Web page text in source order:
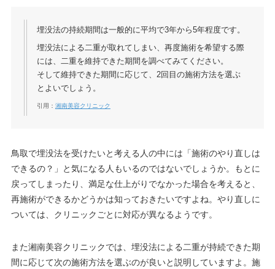
埋没法の持続期間は一般的に平均で3年から5年程度です。
埋没法による二重が取れてしまい、再度施術を希望する際
には、二重を維持できた期間を調べてみてください。
そして維持できた期間に応じて、2回目の施術方法を選ぶ
とよいでしょう。
引用： 湘南美容クリニック
鳥取で埋没法を受けたいと考える人の中には「施術のやり直しは
できるの？」と気になる人もいるのではないでしょうか。もとに
戻ってしまったり、満足な仕上がりでなかった場合を考えると、
再施術ができるかどうかは知っておきたいですよね。やり直しに
ついては、クリニックごとに対応が異なるようです。
また湘南美容クリニックでは、埋没法による二重が持続できた期
間に応じて次の施術方法を選ぶのが良いと説明していますよ。施